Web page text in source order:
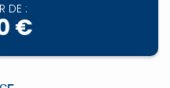
DE :
€